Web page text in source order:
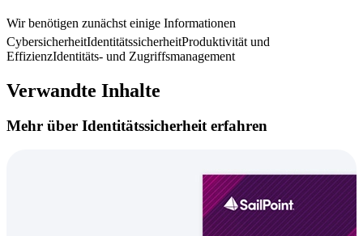
Wir benötigen zunächst einige Informationen
CybersicherheitIdentitätssicherheitProduktivität und
EffizienzIdentitäts- und Zugriffsmanagement
Verwandte Inhalte
Mehr über Identitätssicherheit erfahren